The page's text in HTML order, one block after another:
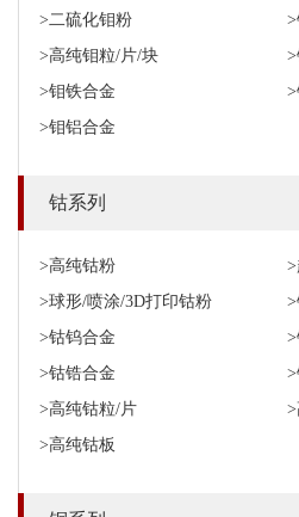
>二硫化钼粉
>高纯钼粒/片/块
>钼铁合金
>钼铝合金
钴系列
>高纯钴粉
>球形/喷涂/3D打印钴粉
>钴钨合金
>钴锆合金
>高纯钴粒/片
>高纯钴板